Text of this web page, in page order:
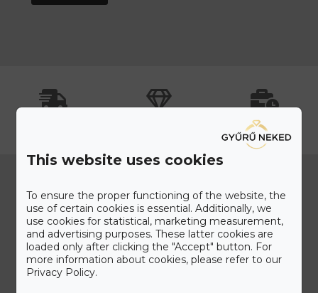
100% Elégedettség
Garancia
info@gyuruneked.hu
+36 70 771 6651
1055 Budapest, Bihari János utca 1.
This website uses cookies
To ensure the proper functioning of the website, the
use of certain cookies is essential. Additionally, we
use cookies for statistical, marketing measurement,
and advertising purposes. These latter cookies are
loaded only after clicking the "Accept" button. For
more information about cookies, please refer to our
Privacy Policy.